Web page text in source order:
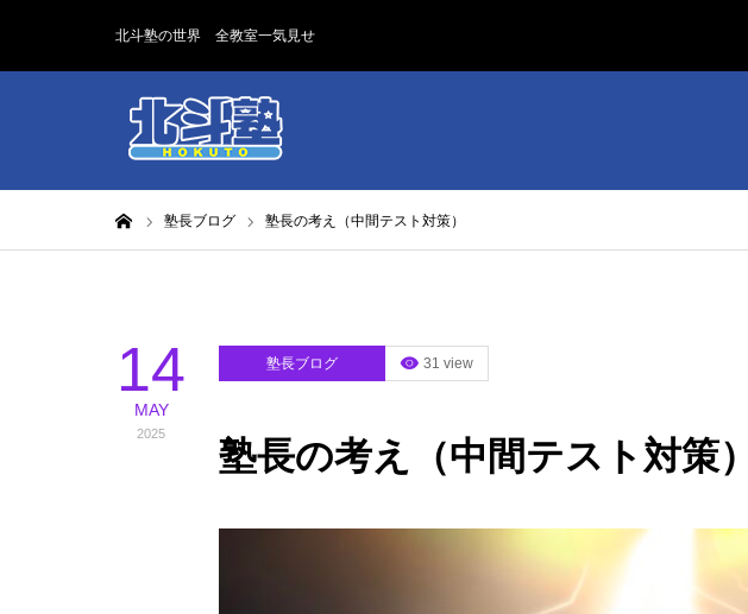
北斗塾の世界 全教室一気見せ
塾長ブログ 塾長の考え（中間テスト対策）
14
MAY
2025
塾長ブログ 31 view
塾長の考え（中間テスト対策）